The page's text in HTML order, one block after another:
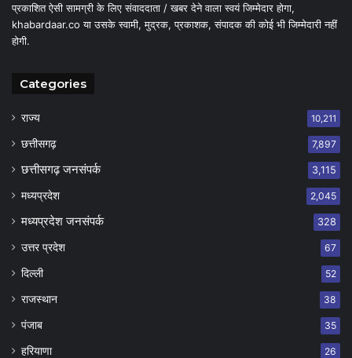
प्रकाशित ऐसी सामग्री के लिए संवाददाता / खबर देने वाला स्वयं जिम्मेदार होगा,
khabardaar.co या उसके स्वामी, मुद्रक, प्रकाशक, संपादक की कोई भी जिम्मेदारी नहीं
होगी.
Categories
राज्य 10,211
छत्तीसगढ़ 7,897
छत्तीसगढ़ जनसंपर्क 3,115
मध्यप्रदेश 2,045
मध्यप्रदेश जनसंपर्क 328
उत्तर प्रदेश 67
दिल्ली 52
राजस्थान 38
पंजाब 35
हरियाणा 26